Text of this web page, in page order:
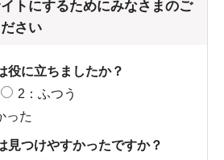
トにするためにみなさまのご
さい
役に立ちましたか？
2：ふつう
った
見つけやすかったですか？